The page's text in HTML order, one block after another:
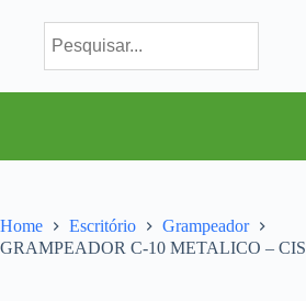
Home Escritório
Grampeador
GRAMPEADOR C-10 METALICO – CIS